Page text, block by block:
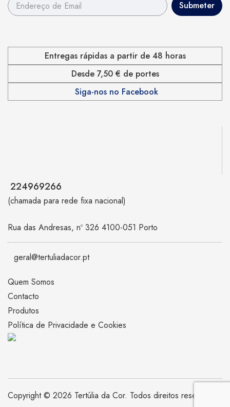
Entregas rápidas a partir de 48 horas
Desde 7,50 € de portes
Siga-nos no Facebook
224969266
(chamada para rede fixa nacional)
Rua das Andresas, nº 326 4100-051 Porto
geral@tertuliadacor.pt
Quem Somos
Contacto
Produtos
Política de Privacidade e Cookies
Copyright © 2026 Tertúlia da Cor. Todos direitos reservados